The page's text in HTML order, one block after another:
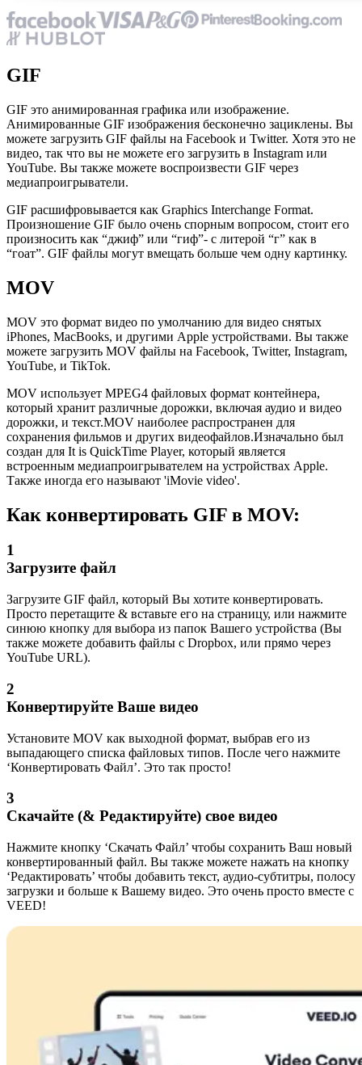
GIF
GIF это анимированная графика или изображение.
Анимированные GIF изображения бесконечно зациклены. Вы
можете загрузить GIF файлы на Facebook и Twitter. Хотя это не
видео, так что вы не можете его загрузить в Instagram или
YouTube. Вы также можете воспроизвести GIF через
медиапроигрыватели.
GIF расшифровывается как Graphics Interchange Format.
Произношение GIF было очень спорным вопросом, стоит его
произносить как “джиф” или “гиф”- с литерой “г” как в
“гоат”. GIF файлы могут вмещать больше чем одну картинку.
MOV
MOV это формат видео по умолчанию для видео снятых
iPhones, MacBooks, и другими Apple устройствами. Вы также
можете загрузить MOV файлы на Facebook, Twitter, Instagram,
YouTube, и TikTok.
MOV использует MPEG4 файловых формат контейнера,
который хранит различные дорожки, включая аудио и видео
дорожки, и текст.MOV наиболее распространен для
сохранения фильмов и других видеофайлов.Изначально был
создан для It is QuickTime Player, который является
встроенным медиапроигрывателем на устройствах Apple.
Также иногда его называют 'iMovie video'.
Как конвертировать GIF в MOV:
1
Загрузите файл
Загрузите GIF файл, который Вы хотите конвертировать.
Просто перетащите & вставьте его на страницу, или нажмите
синюю кнопку для выбора из папок Вашего устройства (Вы
также можете добавить файлы с Dropbox, или прямо через
YouTube URL).
2
Конвертируйте Ваше видео
Установите MOV как выходной формат, выбрав его из
выпадающего списка файловых типов. После чего нажмите
‘Конвертировать Файл’. Это так просто!
3
Скачайте (& Редактируйте) свое видео
Нажмите кнопку ‘Скачать Файл’ чтобы сохранить Ваш новый
конвертированный файл. Вы также можете нажать на кнопку
‘Редактировать’ чтобы добавить текст, аудио-субтитры, полосу
загрузки и больше к Вашему видео. Это очень просто вместе с
VEED!